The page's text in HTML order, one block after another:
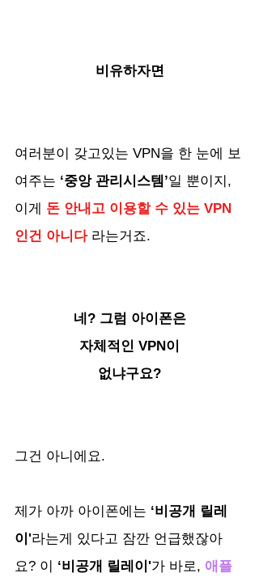
비유하자면
여러분이 갖고있는 VPN을 한 눈에 보
여주는 ‘중앙 관리시스템’일 뿐이지,
이게 돈 안내고 이용할 수 있는 VPN
인건 아니다 라는거죠.
네? 그럼 아이폰은
자체적인 VPN이
없냐구요?
그건 아니에요.
제가 아까 아이폰에는 ‘비공개 릴레
이'라는게 있다고 잠깐 언급했잖아
요? 이 ‘비공개 릴레이'가 바로, 애플